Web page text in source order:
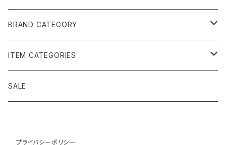
BRAND CATEGORY
黄金の草 ビオジュエリー
ピアス＆イヤリング
ティアラ、ヘッドドレス
ボルジェス木版画
木版画 M
ITEM CATEGORIES
アクセサリー
ブレスレット
SALE
プライバシーポリシー